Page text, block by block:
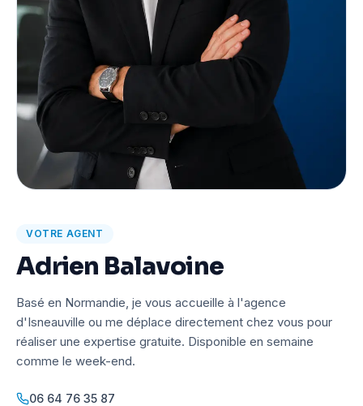
VOTRE AGENT
Adrien Balavoine
Basé en Normandie, je vous accueille à l'agence
d'Isneauville ou me déplace directement chez vous pour
réaliser une expertise gratuite. Disponible en semaine
comme le week-end.
06 64 76 35 87